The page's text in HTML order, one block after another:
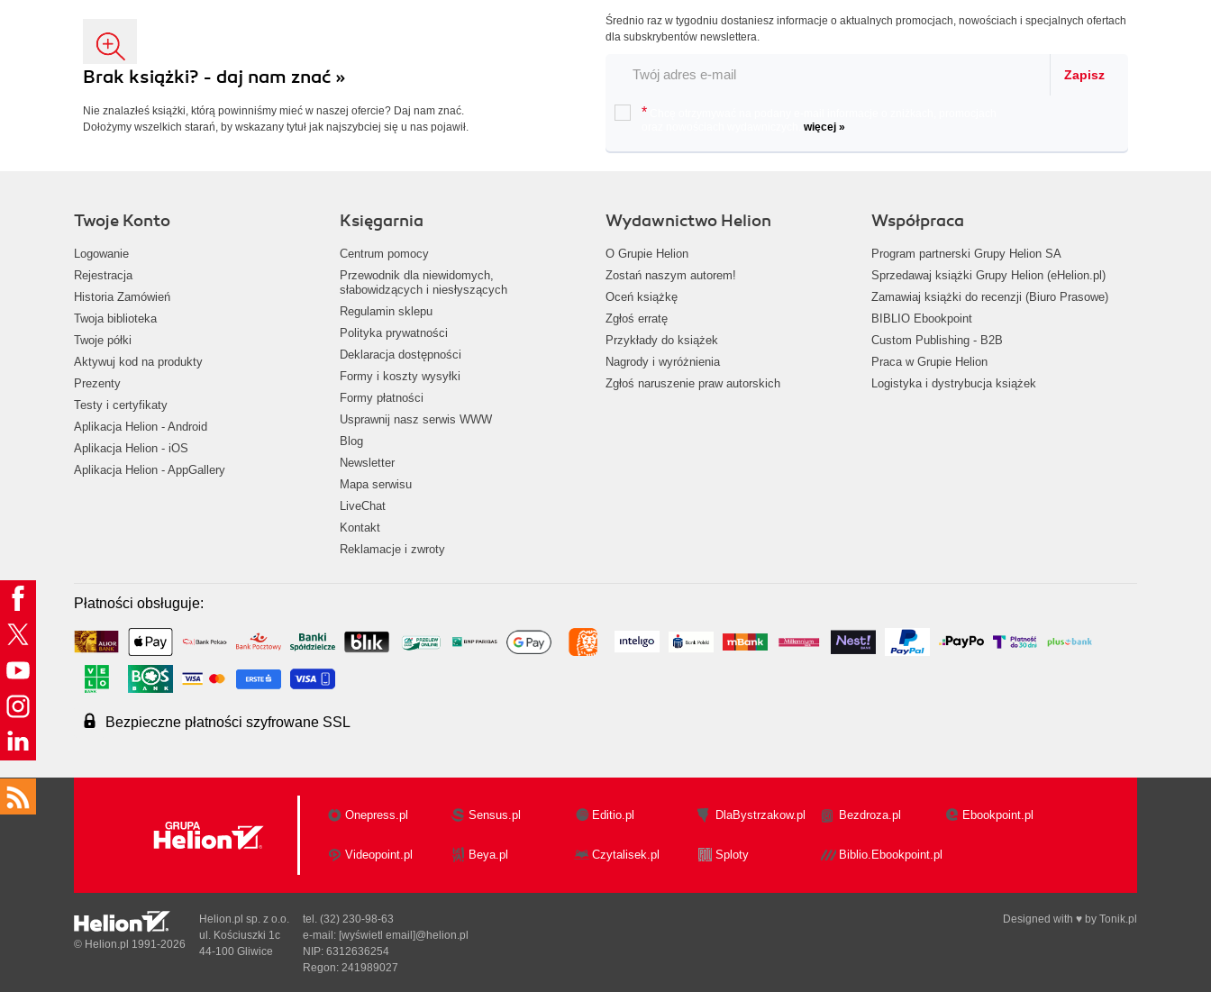
Brak książki? - daj nam znać »
Nie znalazłeś książki, którą powinniśmy mieć w naszej ofercie? Daj nam znać.
Dołożymy wszelkich starań, by wskazany tytuł jak najszybciej się u nas pojawił.
Średnio raz w tygodniu dostaniesz informacje o aktualnych promocjach, nowościach i specjalnych ofertach
dla subskrybentów newslettera.
Zapisz
*
więcej »
Twoje Konto
Logowanie
Rejestracja
Historia Zamówień
Twoja biblioteka
Twoje półki
Aktywuj kod na produkty
Prezenty
Testy i certyfikaty
Aplikacja Helion - Android
Aplikacja Helion - iOS
Aplikacja Helion - AppGallery
Księgarnia
Centrum pomocy
Przewodnik dla niewidomych,
słabowidzących i niesłyszących
Regulamin sklepu
Polityka prywatności
Deklaracja dostępności
Formy i koszty wysyłki
Formy płatności
Usprawnij nasz serwis WWW
Blog
Newsletter
Mapa serwisu
LiveChat
Kontakt
Reklamacje i zwroty
Wydawnictwo Helion
O Grupie Helion
Zostań naszym autorem!
Oceń książkę
Zgłoś erratę
Przykłady do książek
Nagrody i wyróżnienia
Zgłoś naruszenie praw autorskich
Współpraca
Program partnerski Grupy Helion SA
Sprzedawaj książki Grupy Helion (eHelion.pl)
Zamawiaj książki do recenzji (Biuro Prasowe)
BIBLIO Ebookpoint
Custom Publishing - B2B
Praca w Grupie Helion
Logistyka i dystrybucja książek
Płatności obsługuje:
Bezpieczne płatności szyfrowane SSL
Onepress.pl Sensus.pl Editio.pl DlaBystrzakow.pl Bezdroza.pl Ebookpoint.pl
Videopoint.pl Beya.pl Czytalisek.pl Sploty Biblio.Ebookpoint.pl
Designed with ♥ by Tonik.pl
© Helion.pl 1991-2026
Helion.pl sp. z o.o.
ul. Kościuszki 1c
44-100 Gliwice
tel. (32) 230-98-63
e-mail: [wyświetl email]@helion.pl
NIP: 6312636254
Regon: 241989027